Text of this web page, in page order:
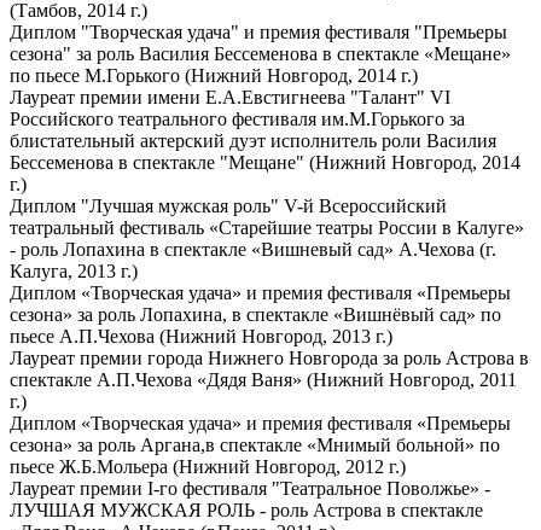
(Тамбов, 2014 г.)
Диплом "Творческая удача" и премия фестиваля "Премьеры
сезона" за роль Василия Бессеменова в спектакле «Мещане»
по пьесе М.Горького (Нижний Новгород, 2014 г.)
Лауреат премии имени Е.А.Евстигнеева "Талант" VI
Российского театрального фестиваля им.М.Горького за
блистательный актерский дуэт исполнитель роли Василия
Бессеменова в спектакле "Мещане" (Нижний Новгород, 2014
г.)
Диплом "Лучшая мужская роль" V-й Всероссийский
театральный фестиваль «Старейшие театры России в Калуге»
- роль Лопахина в спектакле «Вишневый сад» А.Чехова (г.
Калуга, 2013 г.)
Диплом «Творческая удача» и премия фестиваля «Премьеры
сезона» за роль Лопахина, в спектакле «Вишнёвый сад» по
пьесе А.П.Чехова (Нижний Новгород, 2013 г.)
Лауреат премии города Нижнего Новгорода за роль Астрова в
спектакле А.П.Чехова «Дядя Ваня» (Нижний Новгород, 2011
г.)
Диплом «Творческая удача» и премия фестиваля «Премьеры
сезона» за роль Аргана,в спектакле «Мнимый больной» по
пьесе Ж.Б.Мольера (Нижний Новгород, 2012 г.)
Лауреат премии I-го фестиваля "Театральное Поволжье» -
ЛУЧШАЯ МУЖСКАЯ РОЛЬ - роль Астрова в спектакле